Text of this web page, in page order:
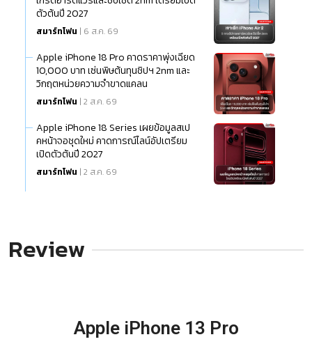
ตัวต้นปี 2027
สมาร์ทโฟน | 6 ส.ค. 69
Apple iPhone 18 Pro คาดราคาพุ่งเฉียด
10,000 บาท เซ่นพิษต้นทุนชิปฯ 2nm และ
วิกฤตหน่วยความจำขาดแคลน
สมาร์ทโฟน | 2 ส.ค. 69
Apple iPhone 18 Series เผยข้อมูลสเป
คหน้าจอชุดใหม่ คาดการณ์ไลน์อัปเตรียม
เปิดตัวต้นปี 2027
สมาร์ทโฟน | 2 ส.ค. 69
Review
Apple iPhone 13 Pro